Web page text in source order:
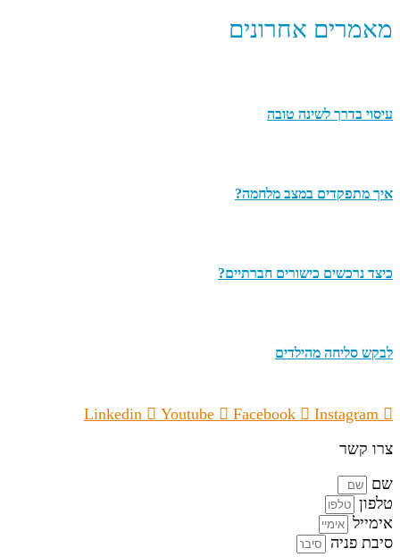
מאמרים אחרונים
עיסוי בדרך לשינה טובה
איך מתפקדים במצב מלחמה?
כיצד נרכשים כישורים חברתיים?
לבקש סליחה מהילדים
Linkedin Youtube Facebook
Instagram
צרו קשר
שם
טלפון
אימייל
סיבת פניה